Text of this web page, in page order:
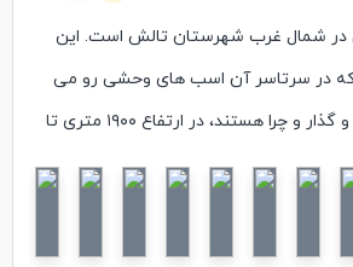
در شمال غرب شهرستان تالش است. این
که در سرتاسر آن اسب های وحشی رو می
بینیم که در حال گشت و گذار و چرا هستند، در ارتفاع ۱۹۰۰ متری تا
و زمستانهای بسیار سرد و تابستانهای معتدل و